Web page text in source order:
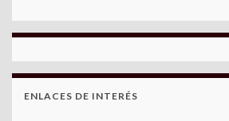
ENLACES DE INTERÉS